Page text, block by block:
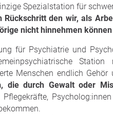
Spezialstation für
Rückschritt den wir, als
nicht hinnehmen
für Psychiatrie und
Menschen endlich
die durch Gewalt oder
Pflegekräfte,